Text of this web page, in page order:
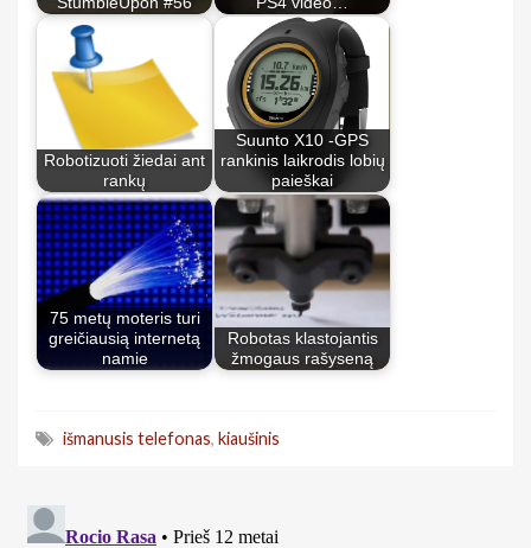
Robotizuoti žiedai ant
rankų
Suunto X10 -GPS
rankinis laikrodis lobių
paieškai
75 metų moteris turi
greičiausią internetą
namie
Robotas klastojantis
žmogaus rašyseną
išmanusis telefonas, kiaušinis